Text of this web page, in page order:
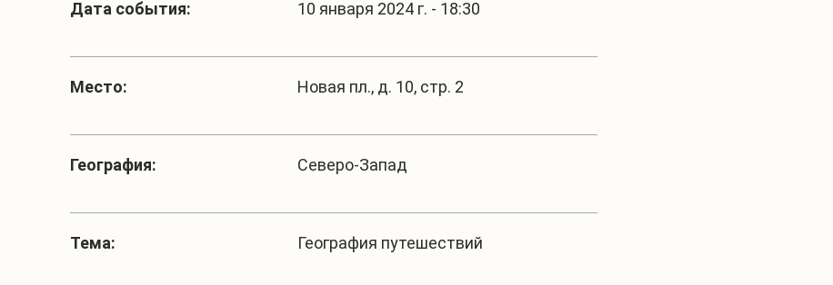
Дата события: 10 января 2024 г. - 18:30
Место: Новая пл., д. 10, стр. 2
География: Северо-Запад
Тема: География путешествий